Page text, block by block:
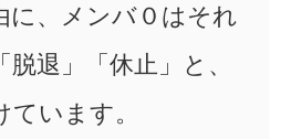
に、メンバ０はそれ
退」「休止」と、
います。